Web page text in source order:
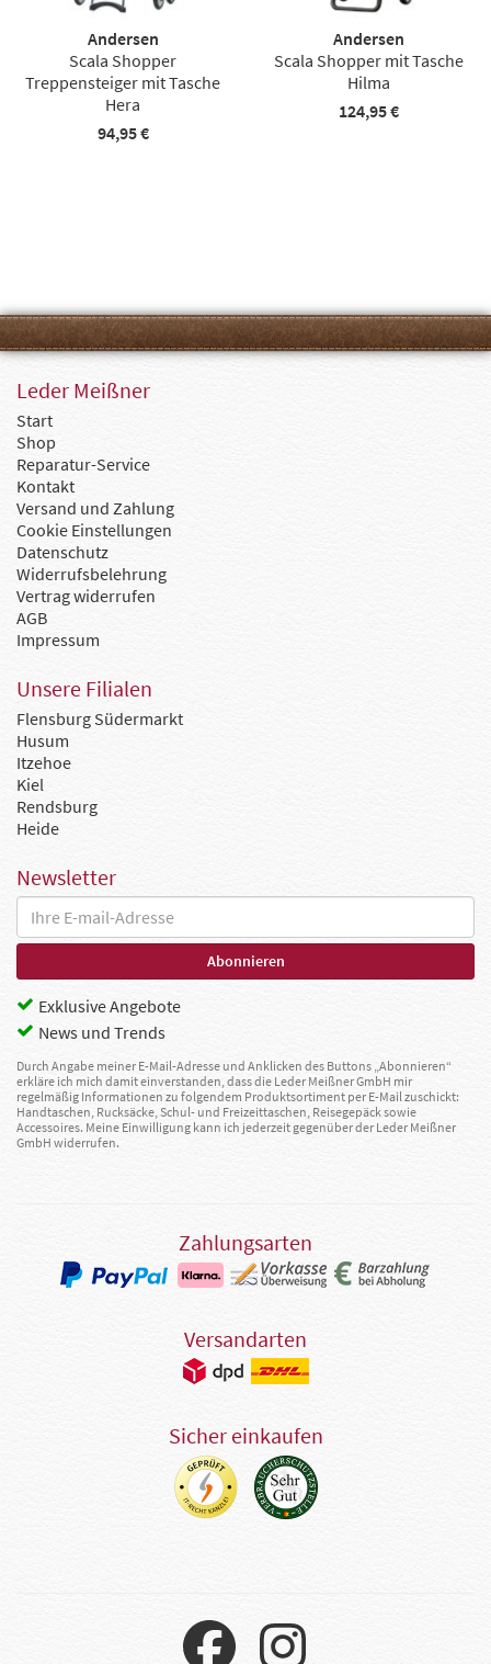
Andersen
Scala Shopper
Treppensteiger mit Tasche
Hera
94,95 €
Andersen
Scala Shopper mit Tasche
Hilma
124,95 €
Leder Meißner
Start
Shop
Reparatur-Service
Kontakt
Versand und Zahlung
Cookie Einstellungen
Datenschutz
Widerrufsbelehrung
Vertrag widerrufen
AGB
Impressum
Unsere Filialen
Flensburg Südermarkt
Husum
Itzehoe
Kiel
Rendsburg
Heide
Newsletter
Exklusive Angebote
News und Trends
Durch Angabe meiner E-Mail-Adresse und Anklicken des Buttons „Abonnieren“
erkläre ich mich damit einverstanden, dass die Leder Meißner GmbH mir
regelmäßig Informationen zu folgendem Produktsortiment per E-Mail zuschickt:
Handtaschen, Rucksäcke, Schul- und Freizeittaschen, Reisegepäck sowie
Accessoires. Meine Einwilligung kann ich jederzeit gegenüber der Leder Meißner
GmbH widerrufen.
Zahlungsarten
Versandarten
Sicher einkaufen